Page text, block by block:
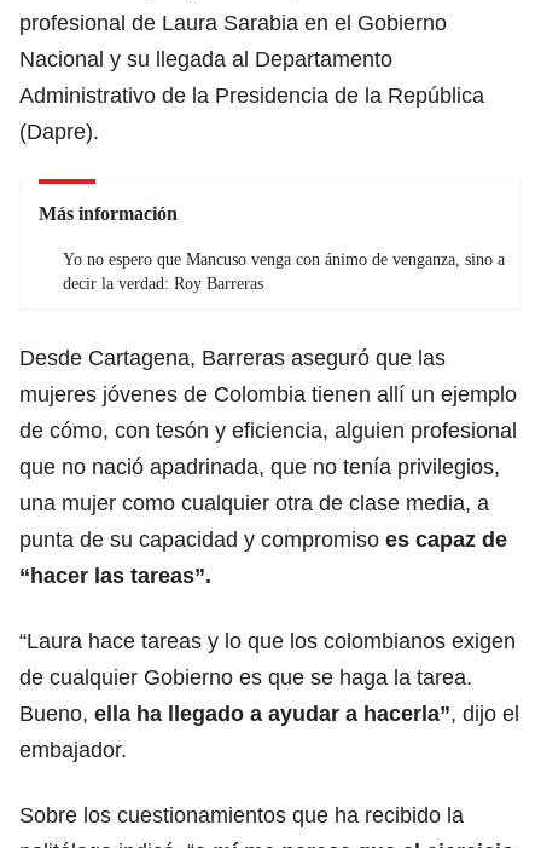
profesional de Laura Sarabia en el Gobierno
Nacional y su llegada al Departamento
Administrativo de la Presidencia de la República
(Dapre).
Más información
Yo no espero que Mancuso venga con ánimo de venganza, sino a
decir la verdad: Roy Barreras
Desde Cartagena, Barreras aseguró que las
mujeres jóvenes de Colombia tienen allí un ejemplo
de cómo, con tesón y eficiencia, alguien profesional
que no nació apadrinada, que no tenía privilegios,
una mujer como cualquier otra de clase media, a
punta de su capacidad y compromiso es capaz de
“hacer las tareas”.
“Laura hace tareas y lo que los colombianos exigen
de cualquier Gobierno es que se haga la tarea.
Bueno, ella ha llegado a ayudar a hacerla”, dijo el
embajador.
Sobre los cuestionamientos que ha recibido la